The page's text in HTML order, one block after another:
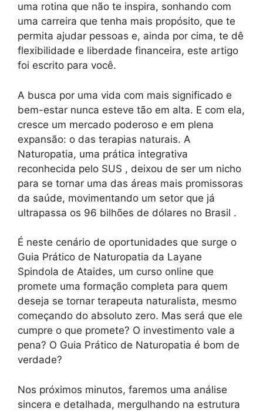
uma rotina que não te inspira, sonhando com
uma carreira que tenha mais propósito, que te
permita ajudar pessoas e, ainda por cima, te dê
flexibilidade e liberdade financeira, este artigo
foi escrito para você.
A busca por uma vida com mais significado e
bem-estar nunca esteve tão em alta. E com ela,
cresce um mercado poderoso e em plena
expansão: o das terapias naturais. A
Naturopatia, uma prática integrativa
reconhecida pelo SUS , deixou de ser um nicho
para se tornar uma das áreas mais promissoras
da saúde, movimentando um setor que já
ultrapassa os 96 bilhões de dólares no Brasil .
É neste cenário de oportunidades que surge o
Guia Prático de Naturopatia da Layane
Spindola de Ataides, um curso online que
promete uma formação completa para quem
deseja se tornar terapeuta naturalista, mesmo
começando do absoluto zero. Mas será que ele
cumpre o que promete? O investimento vale a
pena? O Guia Prático de Naturopatia é bom de
verdade?
Nos próximos minutos, faremos uma análise
sincera e detalhada, mergulhando na estrutura